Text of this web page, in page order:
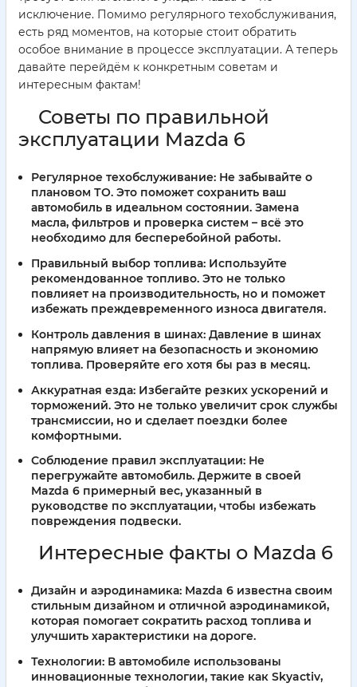
исключение. Помимо регулярного техобслуживания,
есть ряд моментов, на которые стоит обратить
особое внимание в процессе эксплуатации. А теперь
давайте перейдём к конкретным советам и
интересным фактам!
Советы по правильной
эксплуатации Mazda 6
Регулярное техобслуживание: Не забывайте о
плановом ТО. Это поможет сохранить ваш
автомобиль в идеальном состоянии. Замена
масла, фильтров и проверка систем – всё это
необходимо для бесперебойной работы.
Правильный выбор топлива: Используйте
рекомендованное топливо. Это не только
повлияет на производительность, но и поможет
избежать преждевременного износа двигателя.
Контроль давления в шинах: Давление в шинах
напрямую влияет на безопасность и экономию
топлива. Проверяйте его хотя бы раз в месяц.
Аккуратная езда: Избегайте резких ускорений и
торможений. Это не только увеличит срок службы
трансмиссии, но и сделает поездки более
комфортными.
Соблюдение правил эксплуатации: Не
перегружайте автомобиль. Держите в своей
Mazda 6 примерный вес, указанный в
руководстве по эксплуатации, чтобы избежать
повреждения подвески.
Интересные факты о Mazda 6
Дизайн и аэродинамика: Mazda 6 известна своим
стильным дизайном и отличной аэродинамикой,
которая помогает сократить расход топлива и
улучшить характеристики на дороге.
Технологии: В автомобиле использованы
инновационные технологии, такие как Skyactiv,